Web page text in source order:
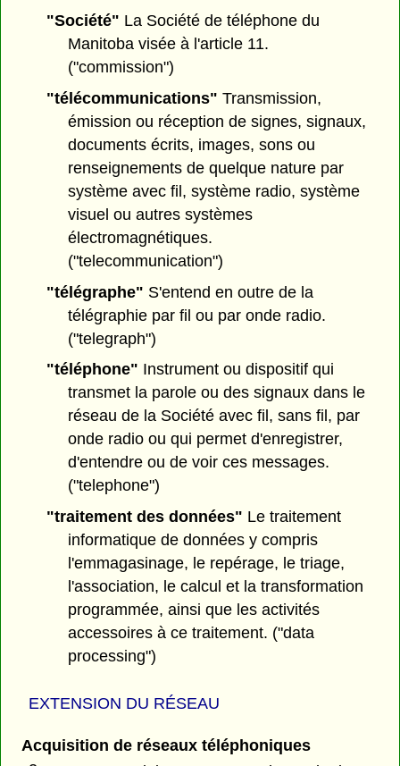
"Société" La Société de téléphone du
Manitoba visée à l'article 11.
("commission")
"télécommunications" Transmission,
émission ou réception de signes, signaux,
documents écrits, images, sons ou
renseignements de quelque nature par
système avec fil, système radio, système
visuel ou autres systèmes
électromagnétiques.
("telecommunication")
"télégraphe" S'entend en outre de la
télégraphie par fil ou par onde radio.
("telegraph")
"téléphone" Instrument ou dispositif qui
transmet la parole ou des signaux dans le
réseau de la Société avec fil, sans fil, par
onde radio ou qui permet d'enregistrer,
d'entendre ou de voir ces messages.
("telephone")
"traitement des données" Le traitement
informatique de données y compris
l'emmagasinage, le repérage, le triage,
l'association, le calcul et la transformation
programmée, ainsi que les activités
accessoires à ce traitement. ("data
processing")
EXTENSION DU RÉSEAU
Acquisition de réseaux téléphoniques